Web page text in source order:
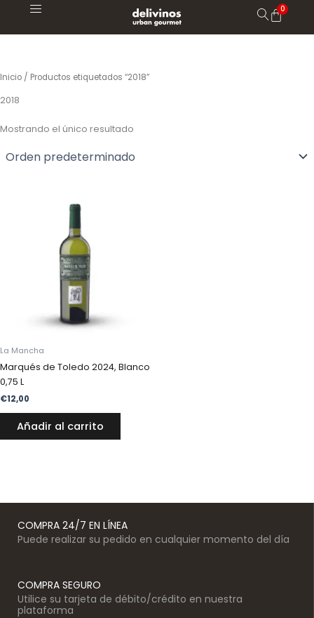
contenido
Inicio / Productos etiquetados “2018”
2018
Mostrando el único resultado
La Mancha
Marqués de Toledo 2024, Blanco
0,75 L
€12,00
Añadir al carrito
COMPRA 24/7 EN LÍNEA
Puede realizar su pedido en cualquier momento del día
COMPRA SEGURO
Utilice su tarjeta de débito/crédito en nuestra
plataforma